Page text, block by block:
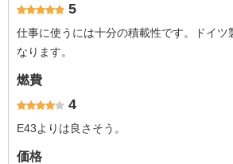
5
仕事に使うには十分の積載性です。ドイツ
なります。
燃費
4
E43よりは良さそう。
価格